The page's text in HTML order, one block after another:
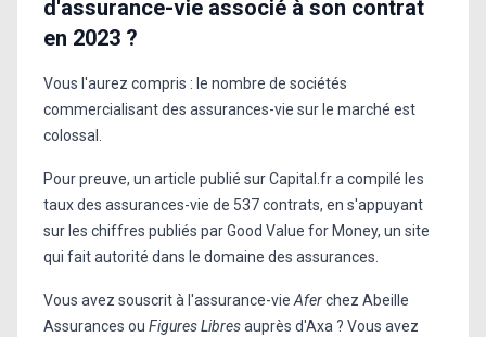
d'assurance-vie associé à son contrat
en 2023 ?
Vous l'aurez compris : le nombre de sociétés
commercialisant des assurances-vie sur le marché est
colossal.
Pour preuve, un article publié sur Capital.fr a compilé les
taux des assurances-vie de 537 contrats, en s'appuyant
sur les chiffres publiés par Good Value for Money, un site
qui fait autorité dans le domaine des assurances.
Vous avez souscrit à l'assurance-vieAferchez Abeille
Assurances ou Figures Libresauprès d'Axa ? Vous avez